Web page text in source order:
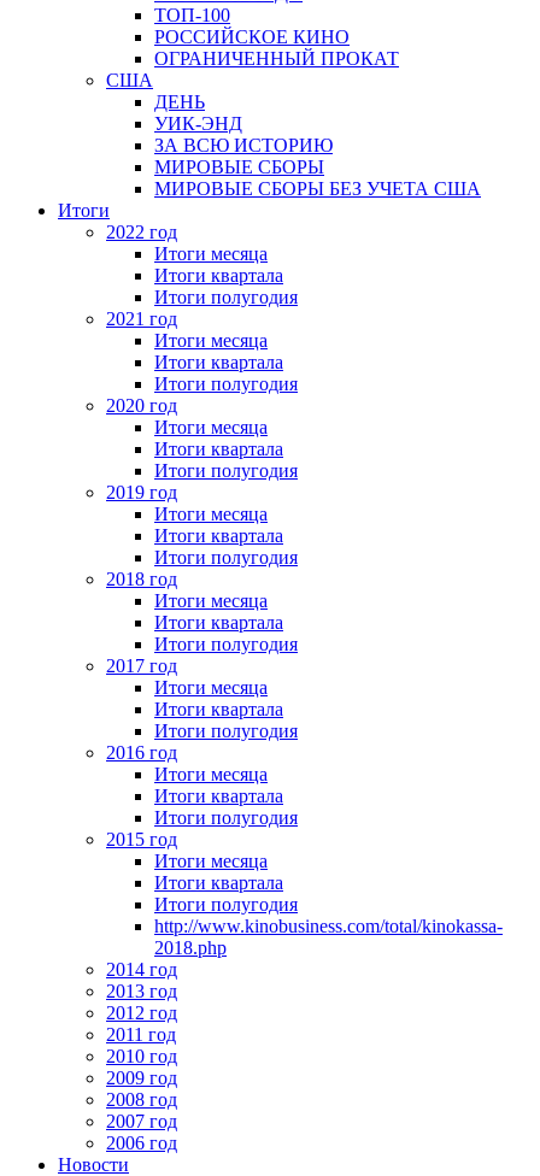
ТОП-100
РОССИЙСКОЕ КИНО
ОГРАНИЧЕННЫЙ ПРОКАТ
США
ДЕНЬ
УИК-ЭНД
ЗА ВСЮ ИСТОРИЮ
МИРОВЫЕ СБОРЫ
МИРОВЫЕ СБОРЫ БЕЗ УЧЕТА США
Итоги
2022 год
Итоги месяца
Итоги квартала
Итоги полугодия
2021 год
Итоги месяца
Итоги квартала
Итоги полугодия
2020 год
Итоги месяца
Итоги квартала
Итоги полугодия
2019 год
Итоги месяца
Итоги квартала
Итоги полугодия
2018 год
Итоги месяца
Итоги квартала
Итоги полугодия
2017 год
Итоги месяца
Итоги квартала
Итоги полугодия
2016 год
Итоги месяца
Итоги квартала
Итоги полугодия
2015 год
Итоги месяца
Итоги квартала
Итоги полугодия
http://www.kinobusiness.com/total/kinokassa-
2018.php
2014 год
2013 год
2012 год
2011 год
2010 год
2009 год
2008 год
2007 год
2006 год
Новости